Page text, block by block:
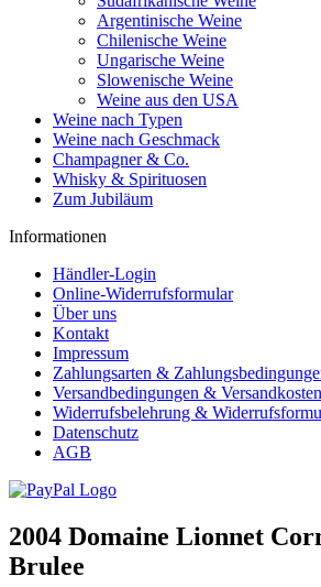
Argentinische Weine
Chilenische Weine
Ungarische Weine
Slowenische Weine
Weine aus den USA
Weine nach Typen
Weine nach Geschmack
Champagner & Co.
Whisky & Spirituosen
Zum Jubiläum
Informationen
Händler-Login
Online-Widerrufsformular
Über uns
Kontakt
Impressum
Zahlungsarten &
Versandbedingungen & Versandkosten
Widerrufsbelehrung &
Datenschutz
AGB
2004 Domaine Lionnet
Brulee